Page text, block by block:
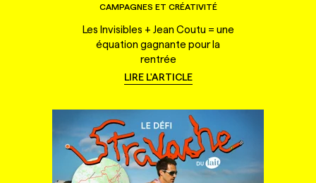
CAMPAGNES ET CRÉATIVITÉ
Les Invisibles + Jean Coutu = une
équation gagnante pour la
rentrée
LIRE L'ARTICLE